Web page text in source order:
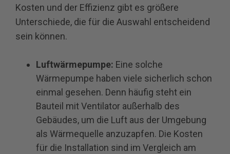
Kosten und der Effizienz gibt es größere
Unterschiede, die für die Auswahl entscheidend
sein können.
Luftwärmepumpe: Eine solche
Wärmepumpe haben viele sicherlich schon
einmal gesehen. Denn häufig steht ein
Bauteil mit Ventilator außerhalb des
Gebäudes, um die Luft aus der Umgebung
als Wärmequelle anzuzapfen. Die Kosten
für die Installation sind im Vergleich am